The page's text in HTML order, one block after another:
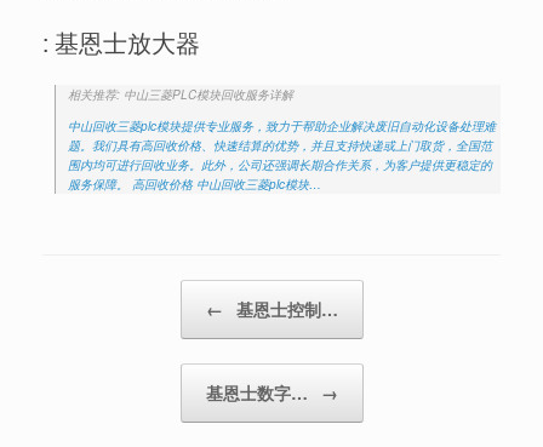
: 基恩士放大器
相关推荐: 中山三菱PLC模块回收服务详解
中山回收三菱plc模块提供专业服务，致力于帮助企业解决废旧自动化设备处理难
题。我们具有高回收价格、快速结算的优势，并且支持快递或上门取货，全国范
围内均可进行回收业务。此外，公司还强调长期合作关系，为客户提供更稳定的
服务保障。 高回收价格 中山回收三菱plc模块…
← 基恩士控制…
基恩士数字… →